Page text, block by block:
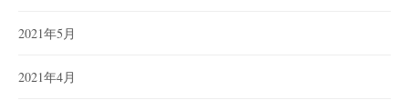
2021年5月
2021年4月